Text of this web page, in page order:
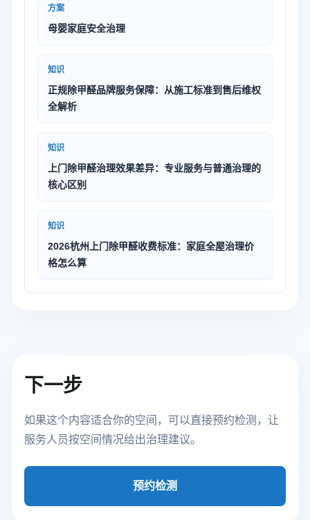
方案
母婴家庭安全治理
知识
正规除甲醛品牌服务保障：从施工标准到售后维权
全解析
知识
上门除甲醛治理效果差异：专业服务与普通治理的
核心区别
知识
2026杭州上门除甲醛收费标准：家庭全屋治理价
格怎么算
下一步
如果这个内容适合你的空间，可以直接预约检测，让
服务人员按空间情况给出治理建议。
预约检测